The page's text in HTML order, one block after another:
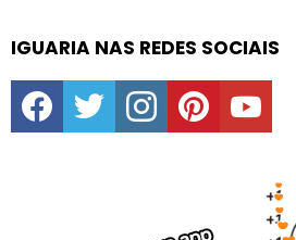
IGUARIA NAS REDES SOCIAIS
facebooktwitter instagrampinterestyoutube